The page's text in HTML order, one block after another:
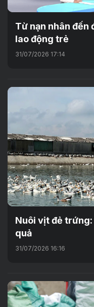
Từ nạn nhân đến
lao động trẻ
31/07/2026 17:14
Nuôi vịt đẻ
quả
31/07/2026 16:16